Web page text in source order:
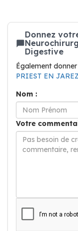
Donnez
Digestive
Également
PRIEST EN JAREZ
Nom :
Votre